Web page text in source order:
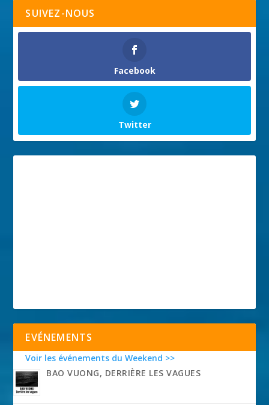
SUIVEZ-NOUS
Facebook
Twitter
EVÉNEMENTS
Voir les événements du Weekend >>
BAO VUONG, DERRIÈRE LES VAGUES